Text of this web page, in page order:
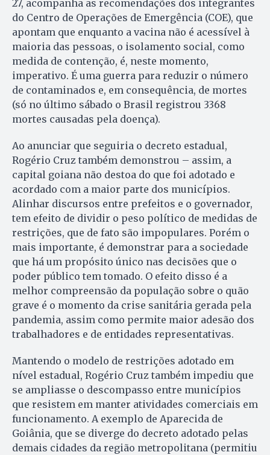
27, acompanha as recomendações dos integrantes
do Centro de Operações de Emergência (COE), que
apontam que enquanto a vacina não é acessível à
maioria das pessoas, o isolamento social, como
medida de contenção, é, neste momento,
imperativo. É uma guerra para reduzir o número
de contaminados e, em consequência, de mortes
(só no último sábado o Brasil registrou 3368
mortes causadas pela doença).
Ao anunciar que seguiria o decreto estadual,
Rogério Cruz também demonstrou – assim, a
capital goiana não destoa do que foi adotado e
acordado com a maior parte dos municípios.
Alinhar discursos entre prefeitos e o governador,
tem efeito de dividir o peso político de medidas de
restrições, que de fato são impopulares. Porém o
mais importante, é demonstrar para a sociedade
que há um propósito único nas decisões que o
poder público tem tomado. O efeito disso é a
melhor compreensão da população sobre o quão
grave é o momento da crise sanitária gerada pela
pandemia, assim como permite maior adesão dos
trabalhadores e de entidades representativas.
Mantendo o modelo de restrições adotado em
nível estadual, Rogério Cruz também impediu que
se ampliasse o descompasso entre municípios
que resistem em manter atividades comerciais em
funcionamento. A exemplo de Aparecida de
Goiânia, que se diverge do decreto adotado pelas
demais cidades da região metropolitana (permitiu